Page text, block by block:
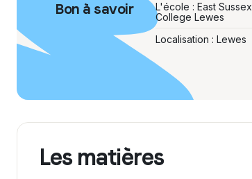
Bon à savoir
L'école : East Sussex
College Lewes
Localisation : Lewes
Les matières